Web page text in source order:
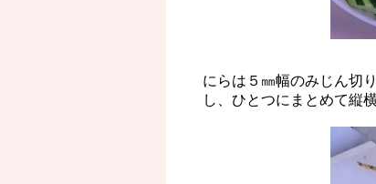
にらは５㎜幅のみじん切
し、ひとつにまとめて縦